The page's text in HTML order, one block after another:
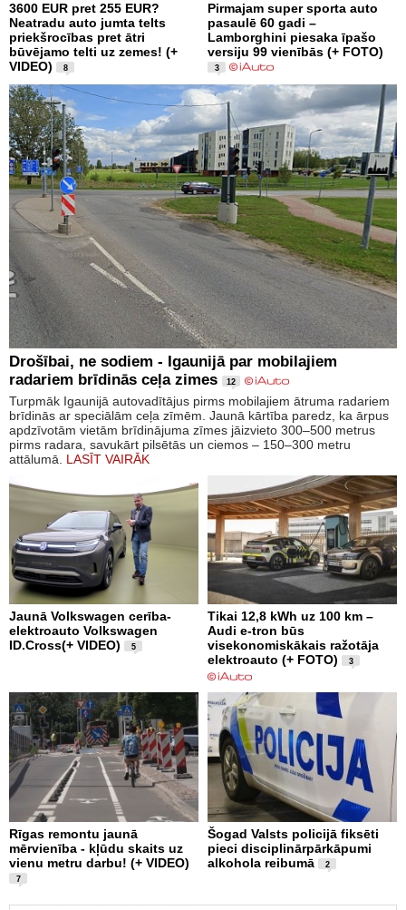
3600 EUR pret 255 EUR?
Neatradu auto jumta telts
priekšrocības pret ātri
būvējamo telti uz zemes! (+
VIDEO)
8
Pirmajam super sporta auto
pasaulē 60 gadi –
Lamborghini piesaka īpašo
versiju 99 vienībās (+ FOTO)
3
Drošībai, ne sodiem - Igaunijā par mobilajiem
radariem brīdinās ceļa zimes
12
Turpmāk Igaunijā autovadītājus pirms mobilajiem ātruma radariem
brīdinās ar speciālām ceļa zīmēm. Jaunā kārtība paredz, ka ārpus
apdzīvotām vietām brīdinājuma zīmes jāizvieto 300–500 metrus
pirms radara, savukārt pilsētās un ciemos – 150–300 metru
attālumā. LASĪT VAIRĀK
Jaunā Volkswagen cerība-
elektroauto Volkswagen
ID.Cross(+ VIDEO)
5
Tikai 12,8 kWh uz 100 km –
Audi e-tron būs
visekonomiskākais ražotāja
elektroauto (+ FOTO)
3
Rīgas remontu jaunā
mērvienība - kļūdu skaits uz
vienu metru darbu! (+ VIDEO)
7
Šogad Valsts policijā fiksēti
pieci disciplinārpārkāpumi
alkohola reibumā
2